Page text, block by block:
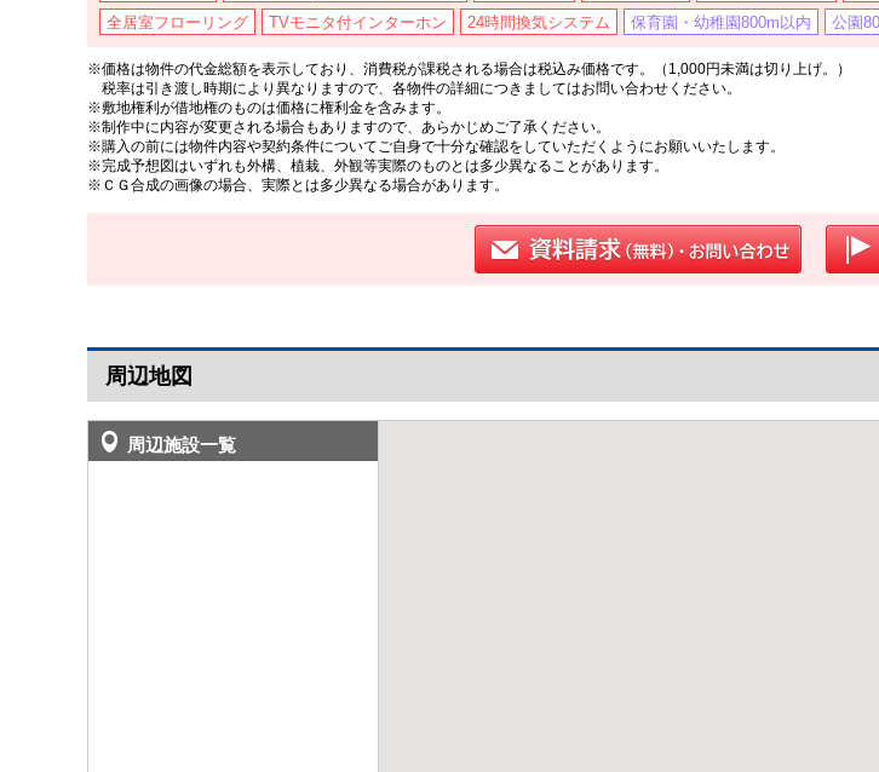
全居室フローリング
TVモニタ付インターホン 24時間換気システム 保育園・幼稚園800m以内 公園
※価格は物件の代金総額を表示しており、消費税が課税される場合は税込み価格です。（1,000円未満は切り上げ。）
税率は引き渡し時期により異なりますので、各物件の詳細につきましてはお問い合わせください。
※敷地権利が借地権のものは価格に権利金を含みます。
※制作中に内容が変更される場合もありますので、あらかじめご了承ください。
※購入の前には物件内容や契約条件についてご自身で十分な確認をしていただくようにお願いいたします。
※完成予想図はいずれも外構、植栽、外観等実際のものとは多少異なることがあります。
※ＣＧ合成の画像の場合、実際とは多少異なる場合があります。
周辺地図
周辺施設一覧